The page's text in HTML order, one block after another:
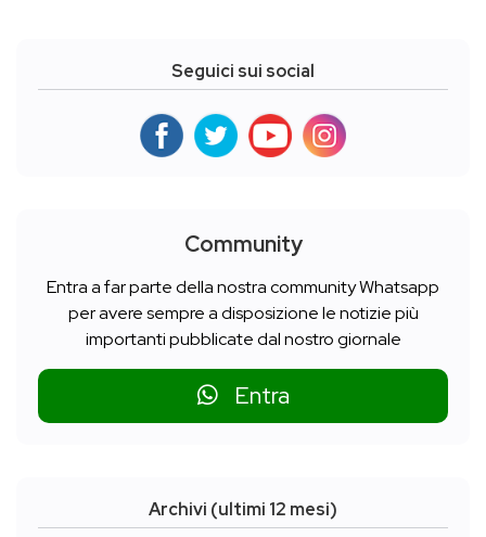
Seguici sui social
Community
Entra a far parte della nostra community Whatsapp
per avere sempre a disposizione le notizie più
importanti pubblicate dal nostro giornale
Entra
Archivi (ultimi 12 mesi)